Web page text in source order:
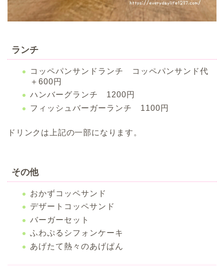
ランチ
コッペパンサンドランチ コッペパンサンド代
＋600円
ハンバーグランチ 1200円
フィッシュバーガーランチ 1100円
ドリンクは上記の一部になります。
その他
おかずコッペサンド
デザートコッペサンド
バーガーセット
ふわぷるシフォンケーキ
あげたて熱々のあげぱん